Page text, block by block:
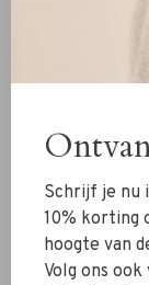
Shoes
Jewelry
Accessoires
SALE
Schrijf je nu
10% korting
hoogte van
Volg ons